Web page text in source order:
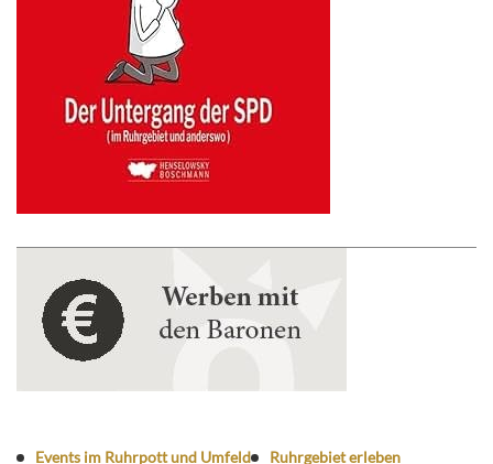
Events im Ruhrpott und Umfeld Ruhrgebiet erleben